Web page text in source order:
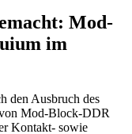
Mod-
im
den Ausbruch des
Mod-Block-DDR
Kontakt- sowie